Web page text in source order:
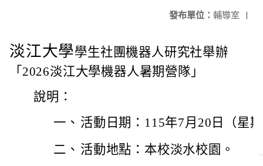
發布單位： 輔導室 |
淡江大學學生社團機器人研究社舉辦
「2026淡江大學機器人暑期營隊」
說明：
一、 活動日期：115年7月20日（星
二、 活動地點：本校淡水校園。